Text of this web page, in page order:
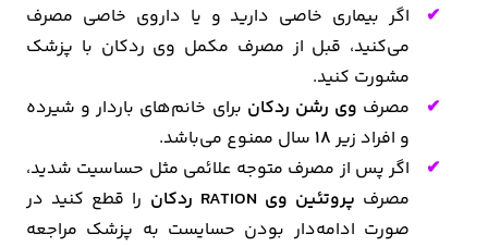
اگر بیماری خاصی دارید و یا داروی خاصی مصرف
می‌کنید، قبل از مصرف مکمل وی ردکان با پزشک
مشورت کنید.
مصرف وی رشن ردکان برای خانم‌های باردار و شیرده
و افراد زیر۱۸ سال ممنوع می‌باشد.
اگر پس از مصرف متوجه علائمی مثل حساسیت شدید،
مصرف پروتئین وی RATION ردکان
را قطع کنید در
صورت ادامه‌دار بودن حسایست به پزشک مراجعه